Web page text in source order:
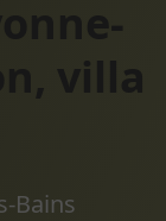
villa
Bains